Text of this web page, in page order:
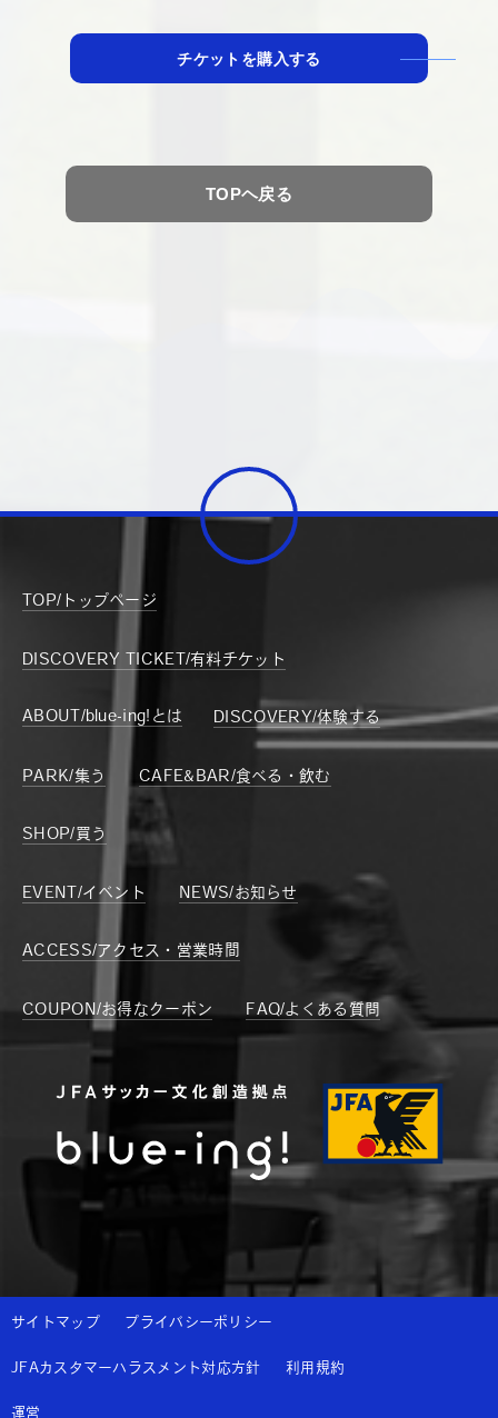
チケットを購入する
TOPヘ戻る
TOP/トップページ
DISCOVERY TICKET/有料チケット
ABOUT/blue-ing!とは DISCOVERY/体験する
PARK/集う CAFE&BAR/食べる・飲む
SHOP/買う
EVENT/イベント NEWS/お知らせ
ACCESS/アクセス・営業時間
COUPON/お得なクーポン FAQ/よくある質問
サイトマップ プライバシーポリシー
JFAカスタマーハラスメント対応方針 利用規約
運営